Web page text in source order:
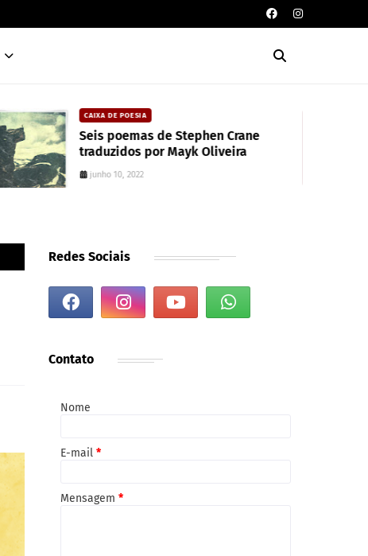
ELOÍSA ARAGÃO
Leia esta canção: Ednardo, uma
celebração à musica e à literatura
agosto 15, 2024
Redes Sociais
Contato
Nome
E-mail *
Mensagem *